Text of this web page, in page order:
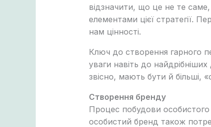
відзначити, що це не те
елементами цієї стратегії.
нам цінності.
Ключ до створення гарного
уваги навіть до
звісно, ​​мають бути й більші,
Створення бренду
Процес побудови
особистий бренд також